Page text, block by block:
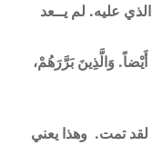
عليه. لم يــعد
وَالَّذِينَ بَرَّرَهُمْ،
تمت. وهذا يعني